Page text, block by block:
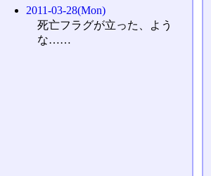
2011-03-28(Mon)
死亡フラグが立った、よう
な……